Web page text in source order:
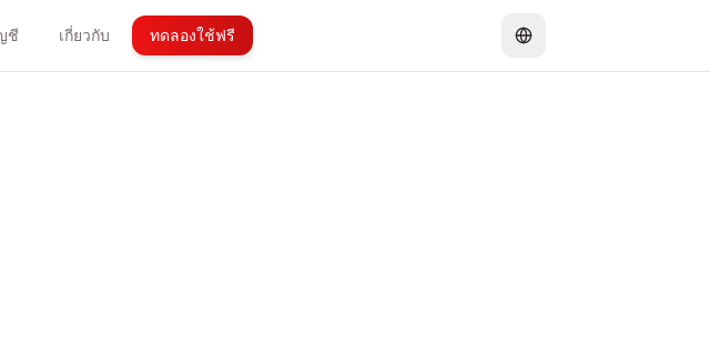
ชี เกี่ยวกับ ทดลองใช้ฟรี